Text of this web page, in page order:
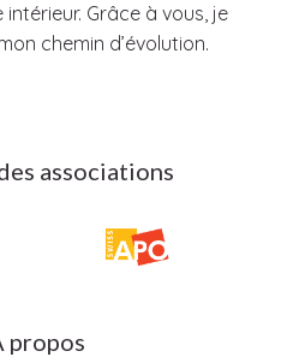
Grâce à vous, je
chemin d’évolution.
associations
propos